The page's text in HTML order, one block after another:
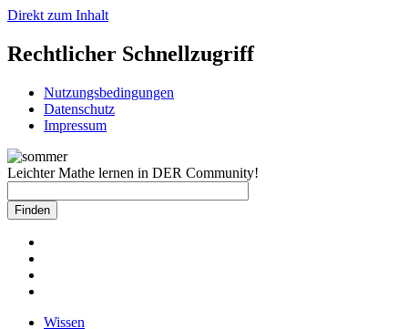
Direkt zum Inhalt
Rechtlicher Schnellzugriff
Nutzungsbedingungen
Datenschutz
Impressum
Leichter Mathe lernen in DER Community!
Wissen